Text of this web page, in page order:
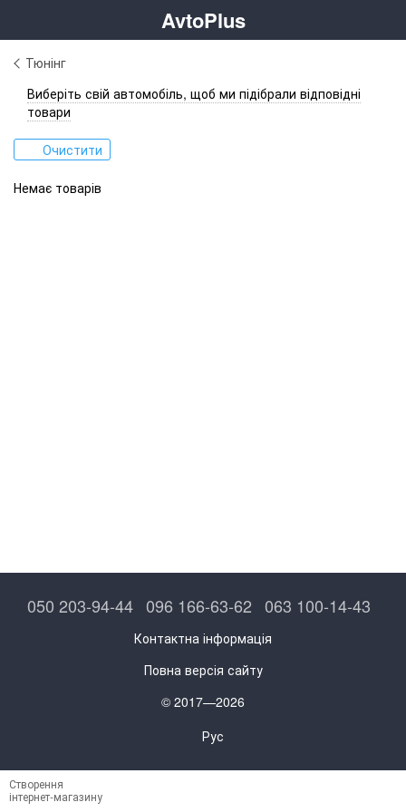
AvtoPlus
Тюнінг
Виберіть свій автомобіль, щоб ми підібрали відповідні
товари
Очистити
Немає товарів
050 203-94-44 096 166-63-62 063 100-14-43
Контактна інформація
Повна версія сайту
© 2017—2026
Рус
Створення
інтернет-магазину